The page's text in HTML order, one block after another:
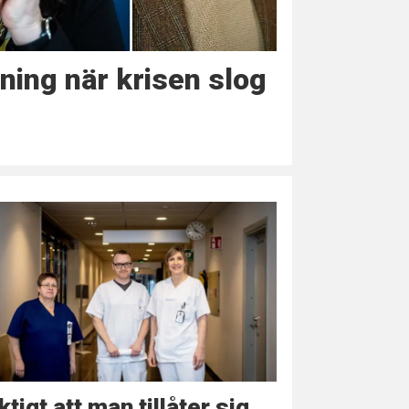
när krisen slog